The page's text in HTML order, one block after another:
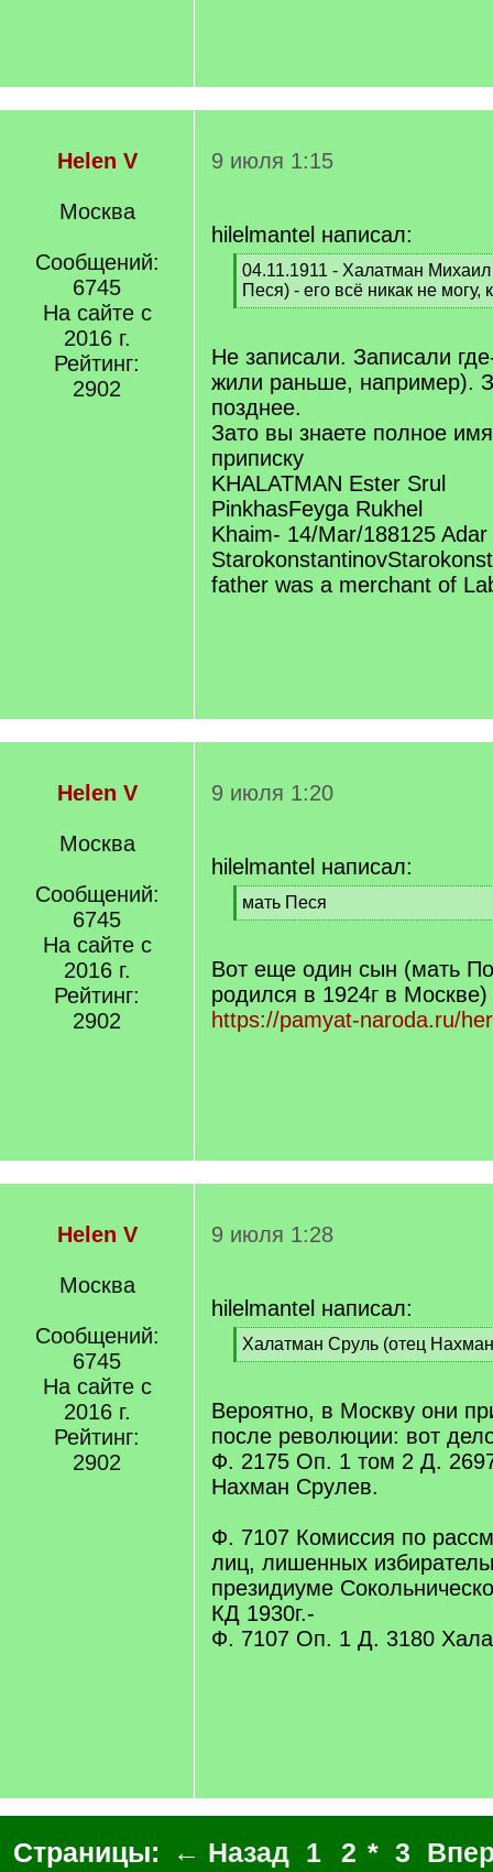
Helen V
Москва
Сообщений:
6745
На сайте с
2016 г.
Рейтинг:
2902
9 июля 1:15
hilelmantel написал:
[
q
]
04.11.1911 - Халатман
Песя) - его всё никак не могу,
[
q
Не записали. Записали
жили раньше, например).
позднее.
Зато вы знаете полное
приписку
KHALATMAN Ester Srul
PinkhasFeyga Rukhel
Khaim- 14/Mar/188125
father was a merchant of
Helen V
Москва
Сообщений:
6745
На сайте с
2016 г.
Рейтинг:
2902
9 июля 1:20
hilelmantel написал:
[
q
мать Песя
[
q
]
Вот еще один сын (мать
родился в 1924г в Москве)
https://pamyat-naroda.ru/
Helen V
Москва
Сообщений:
6745
На сайте с
2016 г.
Рейтинг:
2902
9 июля 1:28
hilelmantel написал:
[
q
Халатман Сруль (отец Нахман
[
q
]
Вероятно, в Москву они
после революции: вот
Ф. 2175 Оп. 1 том 2 Д.
Нахман Срулев.
Ф. 7107 Комиссия по
лиц, лишенных
президиуме
КД 1930г.-
Ф. 7107 Оп. 1 Д. 3180
Страницы: ← Назад 1 2 * 3